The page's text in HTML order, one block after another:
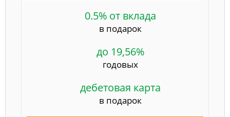
0.5% от вклада
в подарок
до 19,56%
годовых
дебетовая карта
в подарок